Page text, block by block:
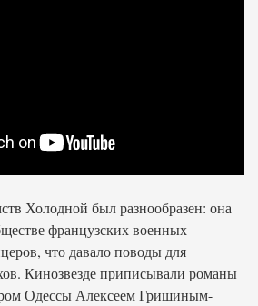
Холодной был разнообразен: она
французских военных
что давало поводы для
Кинозвезде приписывали романы
Одессы Алексеем Гришиным-